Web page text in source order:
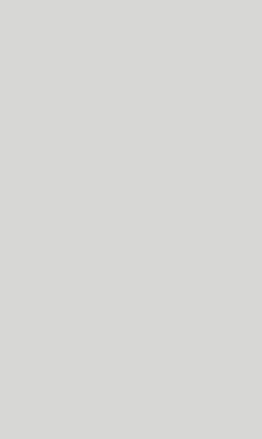
[GK] Bethesda fête les 30
[GK] Roblox : l'action en
[LS] [PS5] ps5-y2jb-
[GK] Pourquoi Marvel
[GK] Test : Restory : Chill
[GK] GTA 6 : Rockstar
[GK] Hot Wheels Infinite
[GK] Mémoire cash -
[GK] Résultats Nintendo :
[GK] Mémoire cash -